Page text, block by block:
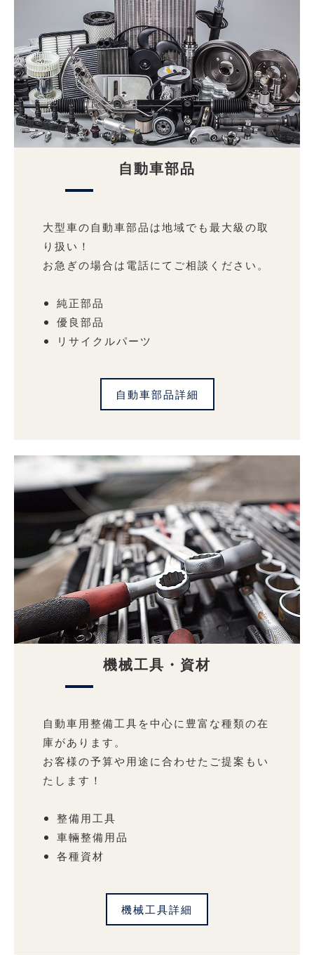
自動車部品
大型車の自動車部品は地域でも最大級の取
り扱い！
お急ぎの場合は電話にてご相談ください。
純正部品
優良部品
リサイクルパーツ
自動車部品詳細
機械工具・資材
自動車用整備工具を中心に豊富な種類の在
庫があります。
お客様の予算や用途に合わせたご提案もい
たします！
整備用工具
車輛整備用品
各種資材
機械工具詳細